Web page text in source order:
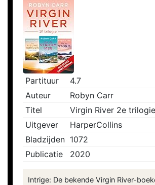
Partituur
4.7
Auteur
Robyn Carr
Titel
Virgin River 2e trilogie
Uitgever
HarperCollins
Bladzijden 1072
Publicatie
2020
Intrige: De bekende Virgin River-